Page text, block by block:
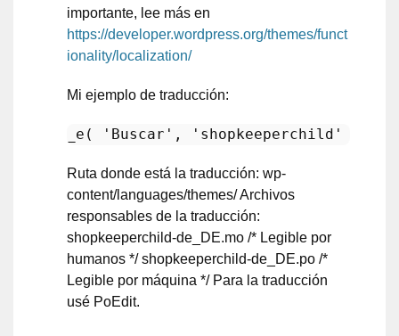
importante, lee más en
https://developer.wordpress.org/themes/funct
ionality/localization/
Mi ejemplo de traducción:
_e( 'Buscar' , 'shopkeeperchild'
Ruta donde está la traducción: wp-
content/languages/themes/ Archivos
responsables de la traducción:
shopkeeperchild-de_DE.mo /* Legible por
humanos */ shopkeeperchild-de_DE.po /*
Legible por máquina */ Para la traducción
usé PoEdit.